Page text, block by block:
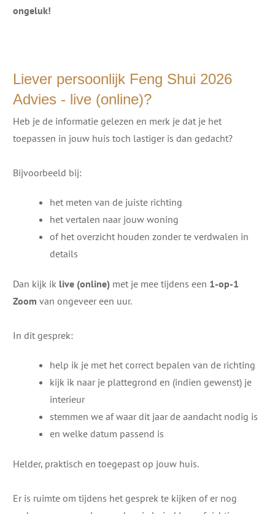
ongeluk!
Liever persoonlijk Feng Shui 2026
Advies - live (online)?
Heb je de informatie gelezen en merk je dat je het
toepassen in jouw huis toch lastiger is dan gedacht?
Bijvoorbeeld bij:
het meten van de juiste richting
het vertalen naar jouw woning
of het overzicht houden zonder te verdwalen in
details
Dan kijk ik live (online) met je mee tijdens een 1-op-1
Zoom van ongeveer een uur.
In dit gesprek:
help ik je met het correct bepalen van de richting
kijk ik naar je plattegrond en (indien gewenst) je
interieur
stemmen we af waar dit jaar de aandacht nodig is
en welke datum passend is
Helder, praktisch en toegepast op jouw huis.
Er is ruimte om tijdens het gesprek te kijken of er nog